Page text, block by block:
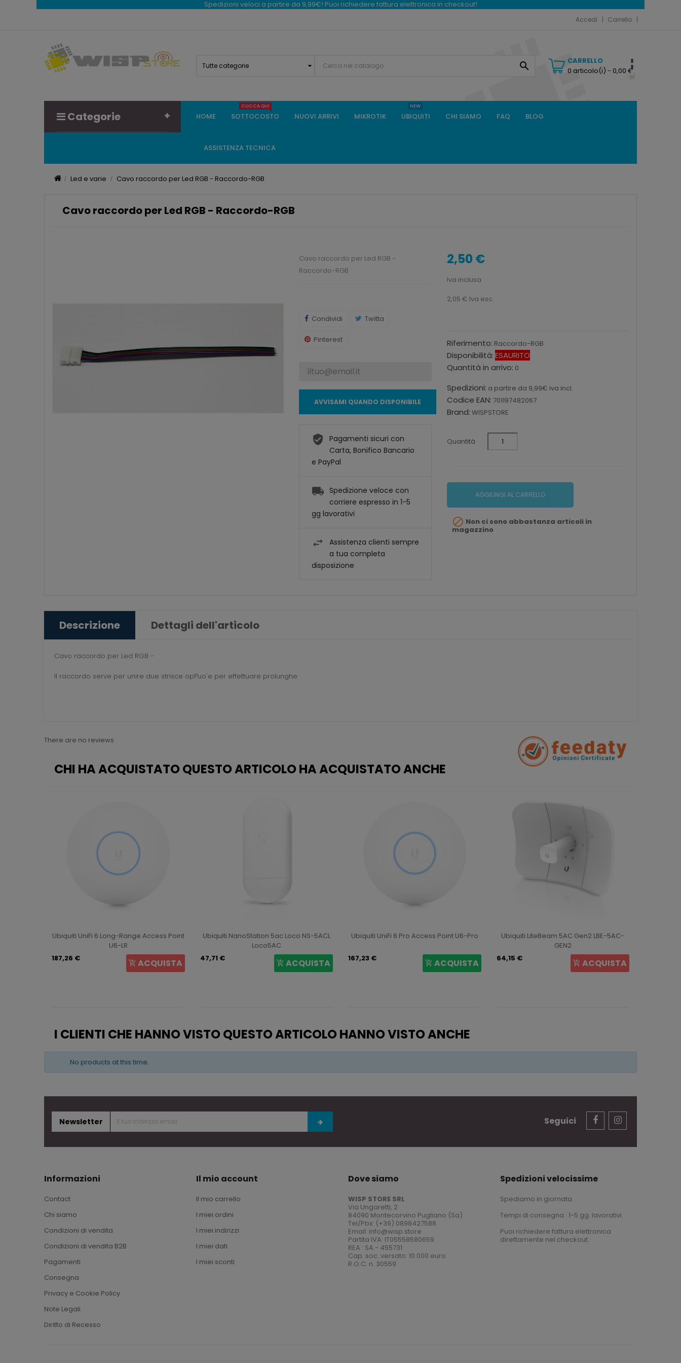
Spedizioni veloci a partire da 9,99€! Puoi richiedere fattura elettronica in checkout!
Accedi Carrello
Tutte categorie 
CARRELLO
0 articolo(i) - 0,00 €
Categorie HOME SOTTOCOSTO
CLICCA QUI
NUOVI ARRIVI MIKROTIK UBIQUITI
NEW
CHI SIAMO FAQ BLOG
ASSISTENZA TECNICA
Led e varie Cavo raccordo per Led RGB - Raccordo-RGB
Cavo raccordo per Led RGB - Raccordo-RGB
2,50 €
Iva inclusa
2,05 € Iva esc.
Riferimento: Raccordo-RGB
Disponibilità:ESAURITO
Quantità in arrivo: 0
Spedizioni: a partire da 9,99€ iva incl.
Codice EAN: 701197482067
Brand: WISPSTORE
Quantità
AGGIUNGI AL CARRELLO
 Non ci sono abbastanza articoli in
magazzino
Cavo raccordo per Led RGB -
Raccordo-RGB
Condividi Twitta
Pinterest
AVVISAMI QUANDO DISPONIBILE
Pagamenti sicuri con
Carta, Bonifico Bancario
e PayPal
Spedizione veloce con
corriere espresso in 1-5
gg lavorativi
Assistenza clienti sempre
a tua completa
disposizione
Descrizione Dettagli dell'articolo
Cavo raccordo per Led RGB -
Il raccordo serve per unire due strisce opPuo'e per effettuare prolunghe
There are no reviews
CHI HA ACQUISTATO QUESTO ARTICOLO HA ACQUISTATO ANCHE
Ubiquiti UniFi 6 Long-Range Access Point
U6-LR
187,26 €
ACQUISTA
Ubiquiti NanoStation 5ac Loco NS-5ACL
Loco5AC
47,71 €
ACQUISTA
Ubiquiti UniFi 6 Pro Access Point U6-Pro
167,23 € ACQUISTA
Ubiquiti LiteBeam 5AC Gen2 LBE-5AC-
GEN2
64,15 €
ACQUISTA
I CLIENTI CHE HANNO VISTO QUESTO ARTICOLO HANNO VISTO ANCHE
No products at this time.
Newsletter Seguici
Informazioni
Contact
Chi siamo
Condizioni di vendita
Condizioni di vendita B2B
Pagamenti
Consegna
Privacy e Cookie Policy
Note Legali
Diritto di Recesso
Il mio account
Il mio carrello
I miei ordini
I miei indirizzi
I miei dati
I miei sconti
Dove siamo
WISP STORE SRL
Via Ungaretti, 2
84090 Montecorvino Pugliano (Sa)
Tel/Pbx: (+39) 0898427588
Email: info@wisp.store
Partita IVA: IT05558580659
REA : SA - 455731
Cap. soc. versato: 10.000 euro
R.O.C. n. 30559
Spedizioni velocissime
Spediamo in giornata.
Tempi di consegna : 1-5 gg. lavorativi.
Puoi richiedere fattura elettronica
direttamente nel checkout.